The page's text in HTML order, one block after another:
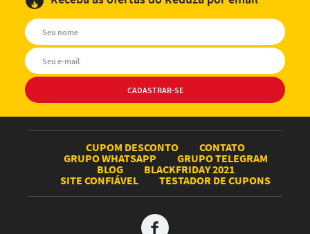
CUPOM DESCONTO
CONTATO
GRUPO WHATSAPP
GRUPO TELEGRAM
BLOG
BLACKFRIDAY 2021
SITE CONFIÁVEL
TESTADOR DE CUPONS